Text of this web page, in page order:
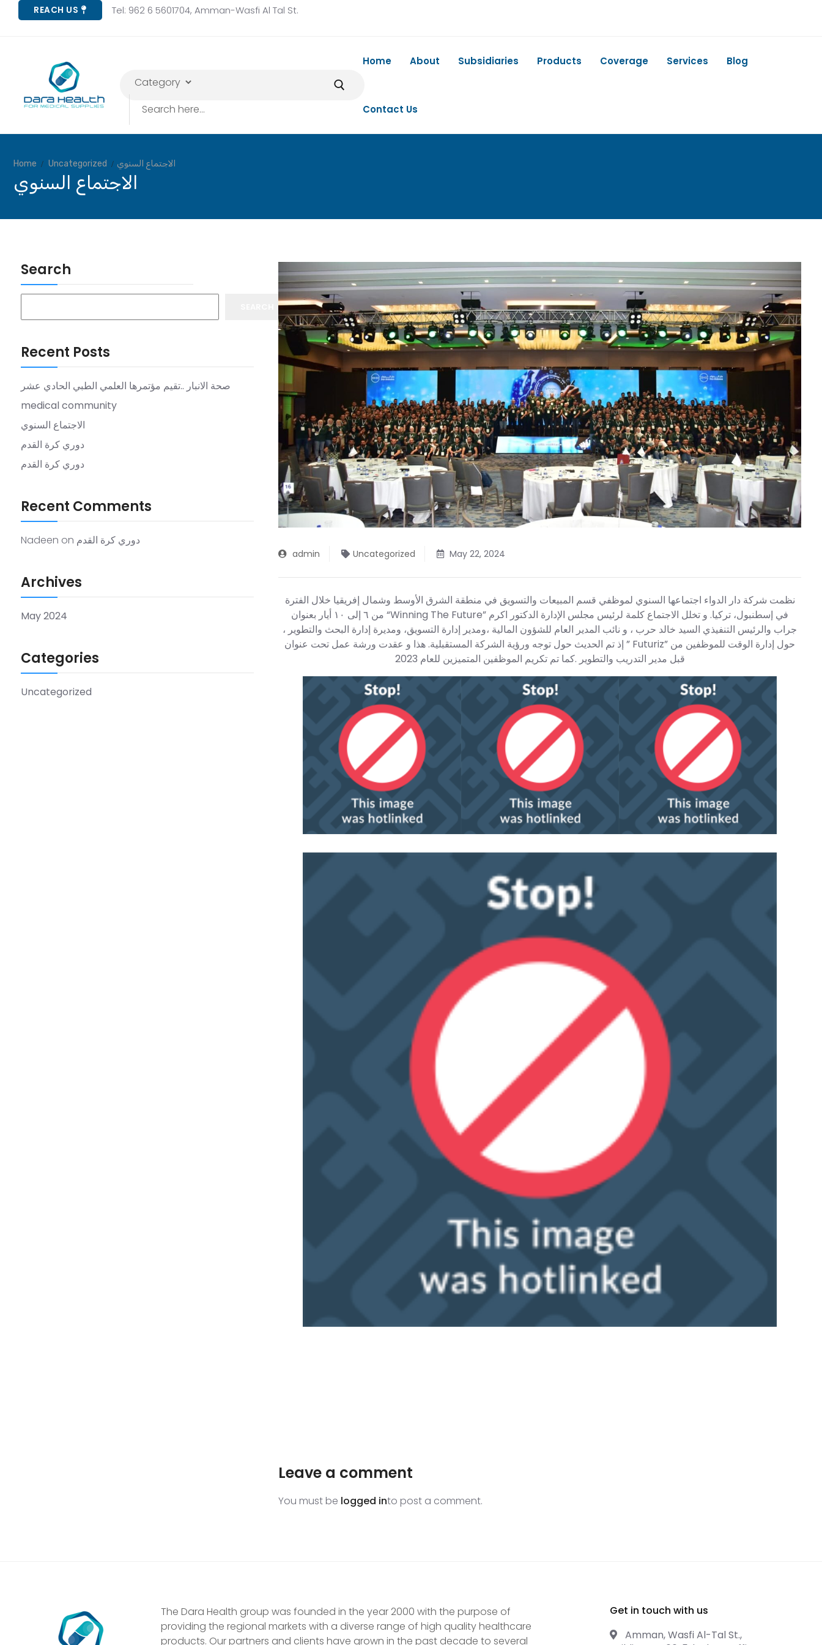
Skip
REACH US Tel: 962 6 5601704, Amman-Wasfi Al Tal St.
Search
Home About Subsidiaries Products Coverage Services Blog
Contact Us
Home Uncategorized الاجتماع السنوي
الاجتماع السنوي
Search
Recent Posts
صحة الانبار ..تقيم مؤتمرها العلمي الطبي الحادي عشر
medical community
الاجتماع السنوي
دوري كرة القدم
دوري كرة القدم
Recent Comments
Nadeen on دوري كرة القدم
Archives
May 2024
Categories
Uncategorized
admin Uncategorized May 22, 2024
نظمت شركة دار الدواء اجتماعها السنوي لموظفي قسم المبيعات والتسويق في منطقة الشرق الأوسط وشمال إفريقيا خلال الفترة
من ٦ إلى ١٠ أيار بعنوان “Winning The Future” في إسطنبول، تركيا. و تخلل الاجتماع كلمة لرئيس مجلس الإدارة الدكتور اكرم
جراب والرئيس التنفيذي السيد خالد حرب ، و نائب المدير العام للشؤون المالية ،ومدير إدارة التسويق، ومديرة إدارة البحث والتطوير ،
إذ تم الحديث حول توجه ورؤية الشركة المستقبلية. هذا و عقدت ورشة عمل تحت عنوان ” Futuriz” حول إدارة الوقت للموظفين من
قبل مدير التدريب والتطوير .كما تم تكريم الموظفين المتميزين للعام 2023
Leave a comment
You must be logged into post a comment.
The Dara Health group was founded in the year 2000 with the purpose of
providing the regional markets with a diverse range of high quality healthcare
products. Our partners and clients have grown in the past decade to several
Get in touch with us
Amman, Wasfi Al-Tal St.,